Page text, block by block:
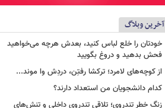
آخرین وبلاگ
خودتان را خلع لباس کنید، بعدش هرچه می‌خواهید
فحش بدهید و دروغ بگویید
از کوچه‌های لامرد؛ ترکشا رفتِن، دردِش وا موند...
کدام دانشجویان من استعداد دارند؟
زنگ خطر تندروی؛ تلاقی تندروی داخلی و تنش‌های